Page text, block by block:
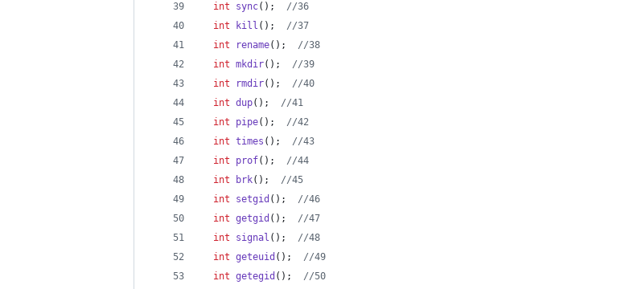
int
sync(); //36
int
kill (); //37
int
rename(); //38
int mkdir(); //39
int
rmdir(); //40
int dup(); //41
int
pipe(); //42
int times (); //43
int
prof(); //44
int
brk(); //45
int
setgid (); //46
int getgid (); //47
int
signal (); //48
int geteuid (); //49
int getegid (); //50